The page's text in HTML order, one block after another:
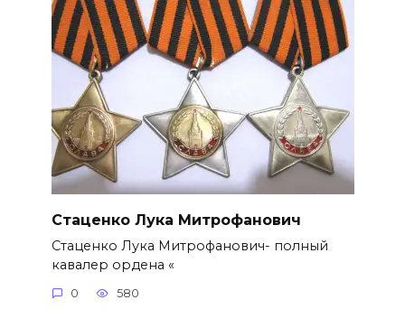
Стаценко Лука Митрофанович
Стаценко Лука Митрофанович- полный
кавалер ордена «
0 580